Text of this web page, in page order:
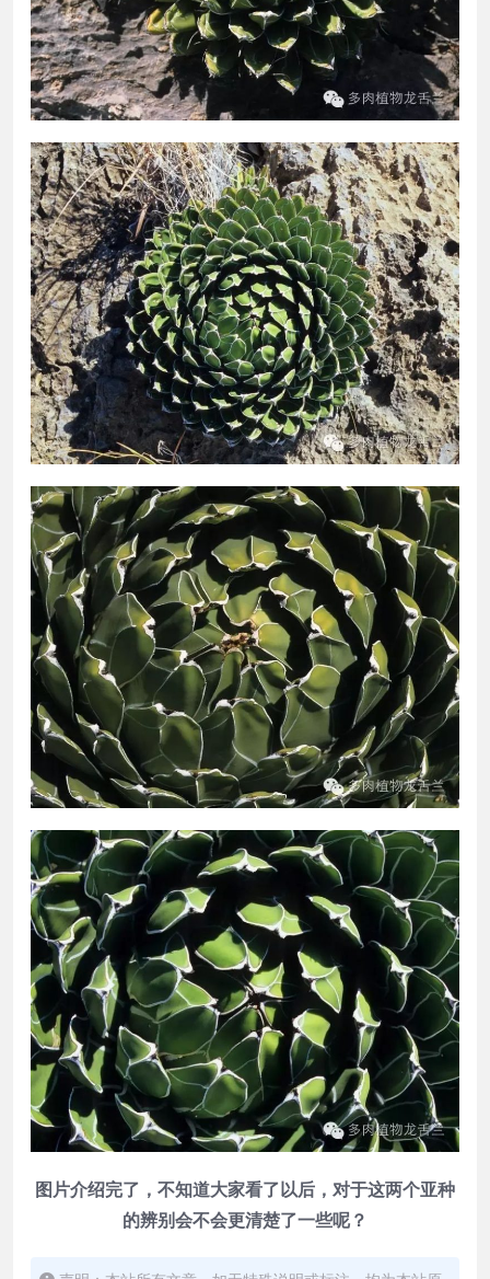
图片介绍完了，不知道大家看了以后，对于这两个亚种
的辨别会不会更清楚了一些呢？